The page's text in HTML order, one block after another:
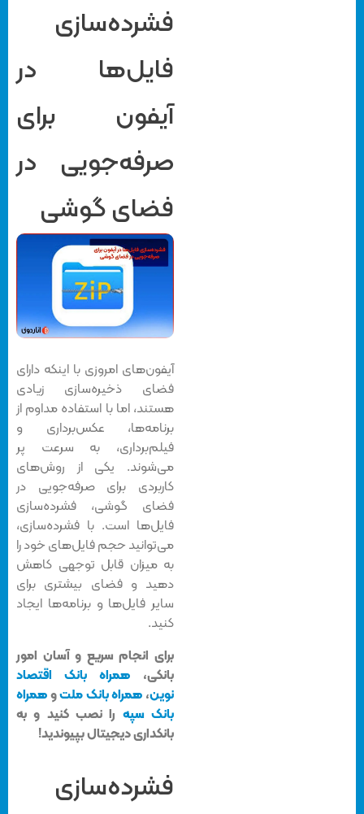
فشرده‌سازی
فایل‌ها در
آیفون برای
صرفه‌جویی در
فضای گوشی
آیفون‌های امروزی با اینکه دارای
فضای ذخیره‌سازی زیادی
هستند، اما با استفاده مداوم از
برنامه‌ها، عکس‌برداری و
فیلم‌برداری، به سرعت پر
می‌شوند. یکی از روش‌های
کاربردی برای صرفه‌جویی در
فضای گوشی، فشرده‌سازی
فایل‌ها است. با فشرده‌سازی،
می‌توانید حجم فایل‌های خود را
به میزان قابل توجهی کاهش
دهید و فضای بیشتری برای
سایر فایل‌ها و برنامه‌ها ایجاد
برای انجام سریع و آسان امور
همراه بانک اقتصاد
همراه بانک ملتوهمراه
را نصب کنید و به
بانکداری دیجیتال بپیوندید!
فشرده‌سازی